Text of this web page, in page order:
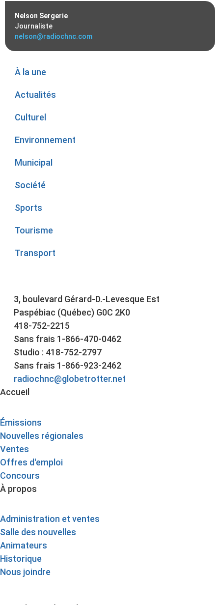
Nelson Sergerie
Journaliste
nelson@radiochnc.com
À la une
Actualités
Culturel
Environnement
Municipal
Société
Sports
Tourisme
Transport
3, boulevard Gérard-D.-Levesque Est
Paspébiac (Québec) G0C 2K0
418-752-2215
Sans frais 1-866-470-0462
Studio : 418-752-2797
Sans frais 1-866-923-2462
radiochnc@globetrotter.net
Accueil
Émissions
Nouvelles régionales
Ventes
Offres d'emploi
Concours
À propos
Administration et ventes
Salle des nouvelles
Animateurs
Historique
Nous joindre